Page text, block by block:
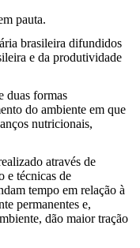
pauta.
brasileira difundidos
e da produtividade
duas formas
do ambiente em que
nutricionais,
através de
e técnicas de
tempo em relação à
permanentes e,
dão maior tração